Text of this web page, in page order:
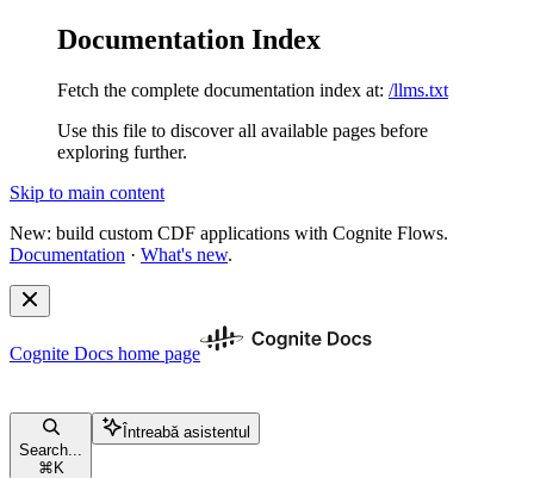
Documentation Index
Fetch the complete documentation index at: /llms.txt
Use this file to discover all available pages before
exploring further.
Skip to main content
New: build custom CDF applications with Cognite Flows.
Documentation · What's new.
Cognite Docs home page
Search...
⌘ K
Întreabă asistentul